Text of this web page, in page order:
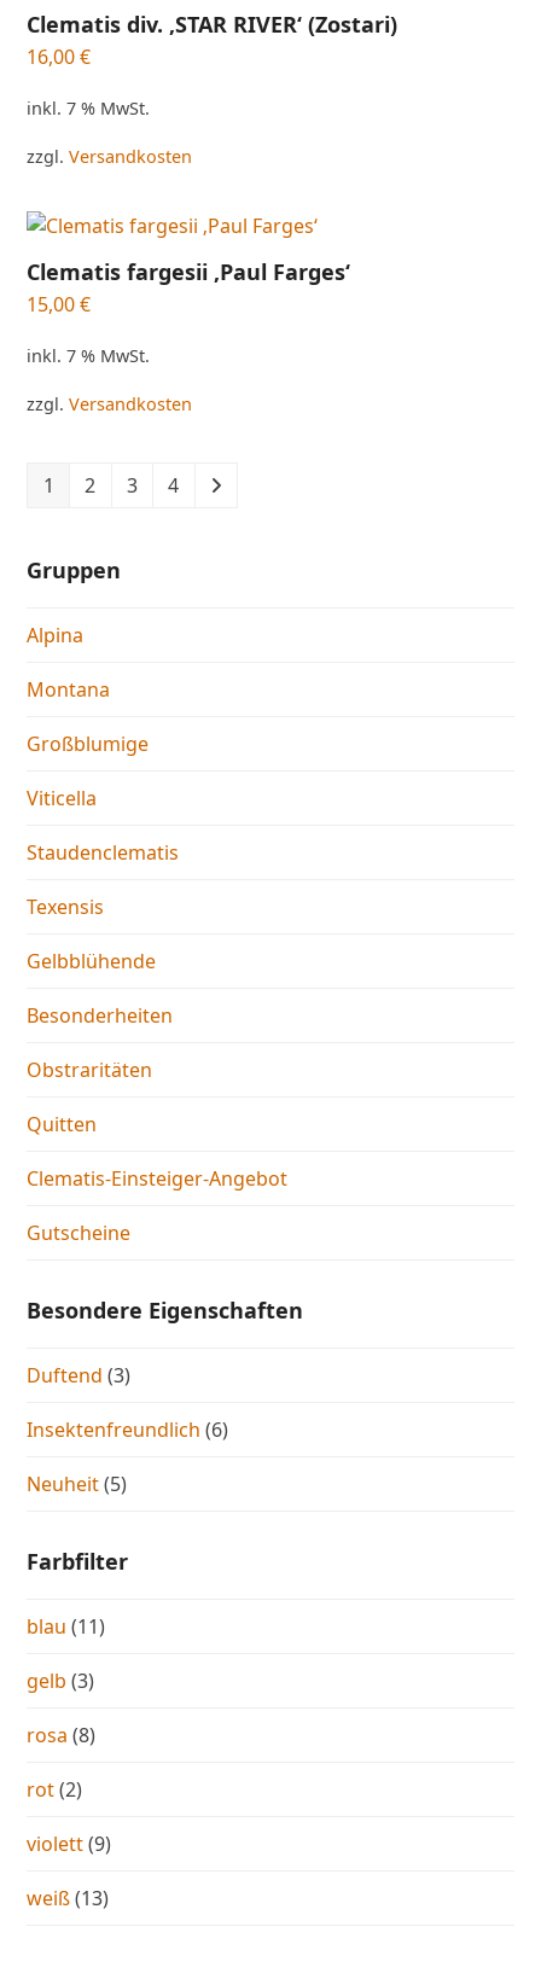
Clematis div. ‚STAR RIVER‘ (Zostari)
16,00€
inkl. 7 % MwSt.
zzgl.Versandkosten
Clematis fargesii ‚Paul Farges‘
15,00€
inkl. 7 % MwSt.
zzgl.Versandkosten
1 2 3 4
Gruppen
Alpina
Montana
Großblumige
Viticella
Staudenclematis
Texensis
Gelbblühende
Besonderheiten
Obstraritäten
Quitten
Clematis-Einsteiger-Angebot
Gutscheine
Besondere Eigenschaften
Duftend (3)
Insektenfreundlich (6)
Neuheit (5)
Farbfilter
blau (11)
gelb (3)
rosa (8)
rot (2)
violett (9)
weiß (13)